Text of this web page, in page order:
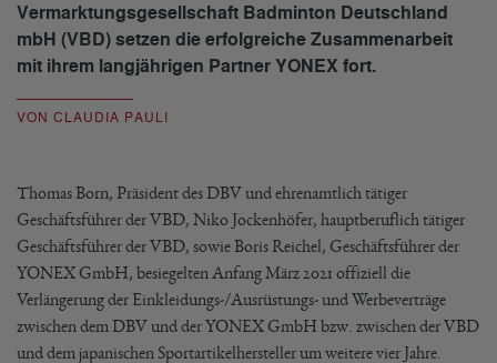
Vermarktungsgesellschaft Badminton Deutschland
mbH (VBD) setzen die erfolgreiche Zusammenarbeit
mit ihrem langjährigen Partner YONEX fort.
VON CLAUDIA PAULI
Thomas Born, Präsident des DBV und ehrenamtlich tätiger
Geschäftsführer der VBD, Niko Jockenhöfer, hauptberuflich tätiger
Geschäftsführer der VBD, sowie Boris Reichel, Geschäftsführer der
YONEX GmbH, besiegelten Anfang März 2021 offiziell die
Verlängerung der Einkleidungs-/Ausrüstungs- und Werbeverträge
zwischen dem DBV und der YONEX GmbH bzw. zwischen der VBD
und dem japanischen Sportartikelhersteller um weitere vier Jahre.